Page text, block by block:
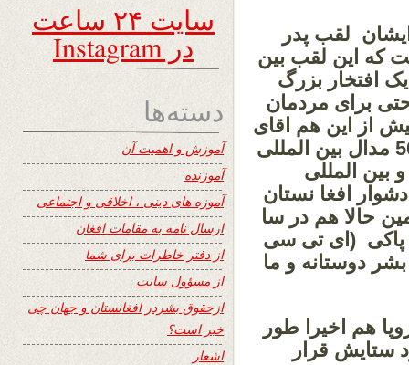
لقب پدر
که این لقب بین
یک افتخار بزرگ
برای مردمان
از این هم اقای
ابلاغ به پاس خد مات بشر دوستانه شان 50 مدال بین المللی
بین المللی
افغا نستان
حالا هم در سا
پاکی (ای تی سی
دوستانه و ما
هم اخیرا طور
ستایش قرار
سایت ۲۴ ساعت
در Instagram
دسته‌ها
آموزش و اهمیت آن
آموزنده
آموزه های دینی ، اخلاقی و اجتماعی
ارسال نامه به مقامات افغان
از دفتر خاطرات برای شما
از مسؤول سایت
ازحقوق بشردر افغانستان و جهان چی
خبر است؟
اشعار